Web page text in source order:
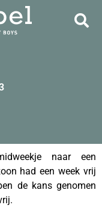
naar een
had een week vrij
de kans genomen